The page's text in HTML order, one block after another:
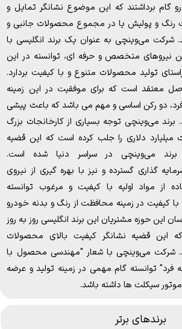
گام برداشتند که این موضوع نشانگر تمایل و
رنگ و پولیش یا در مجموع محصولات جانبی و
شرکت می‌وینچی به عنوان یک برند انگلیسی با
نیروهای متخصص و حرفه ای، توانسته در این
تولید محصولات متنوع و با کیفیت بردارد.
معتقد است که برای موفقیت در این زمینه
دو رکن اساسی و مهم می باشد که باعث پیشی
برند می‌وینچی توجه بسیاری از کارخانجات بزرگ
دلاری را جلب کرده است که این قضیه
می‌وینچی در سراسر دنیا شده است.
گذاری گسترده و نیز با بهره گیری از نیروی
از مواد اولیه با کیفیت و مرغوب توانسته
کیفیت در زمینه محافظت از رنگ و بدنه خودرو
این حوزه مشتریان این برند انگلیسی روز به روز
این قضیه نشانگر کیفیت بالای محصولات
شرکت می‌وینچی با شعار "مهندسی محصول با
فرد" توانسته گام مهمی در زمینه تولید و عرضه
سیکلت ها داشته باشد.​​​​​​​
برندهای برتر